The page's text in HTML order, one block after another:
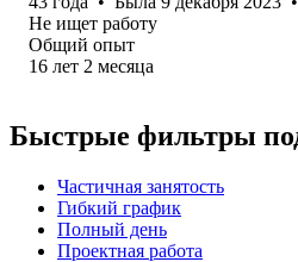
Не ищет работу
Общий опыт
16 лет 2 месяца
Быстрые фильтры
Частичная занятость
Гибкий график
Полный день
Проектная работа